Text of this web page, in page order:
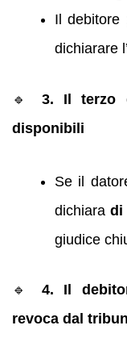
Il debitore
dichiarare
🔹3. Il terzo
disponibili
Se il
dichiaradi
giudice
🔹4. Il
revoca dal